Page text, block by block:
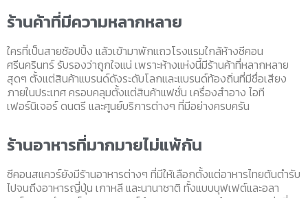
ร้านค้าที่มีความหลากหลาย
ใครที่เป็นสายช้อปปิ้ง แล้วเข้ามาพักแถวโรงแรมใกล้ห้างซีคอน
ศรีนครินทร์ รับรองว่าถูกใจแน่ เพราะห้างแห่งนี้มีร้านค้าที่หลากหลาย
สุดๆ ตั้งแต่สินค้าแบรนด์ดังระดับโลกและแบรนด์ท้องถิ่นที่มีชื่อเสียง
ภายในประเทศ ครอบคลุมตั้งแต่สินค้าแฟชั่น เครื่องสำอาง ไอที
เฟอร์นิเจอร์ ดนตรี และศูนย์บริการต่างๆ ที่มีอย่างครบครัน
ร้านอาหารที่มากมายไม่แพ้กัน
ซีคอนสแควร์ยังมีร้านอาหารต่างๆ ที่มีให้เลือกตั้งแต่อาหารไทยต้นตำรับ
ไปจนถึงอาหารญี่ปุ่น เกาหลี และนานาชาติ ทั้งแบบบุฟเฟต์และอลา